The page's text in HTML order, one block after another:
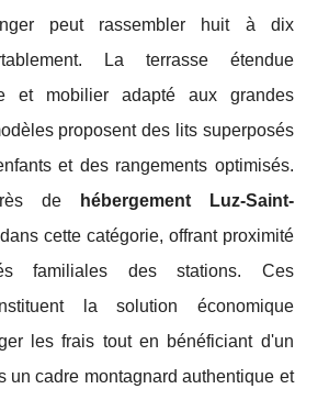
peut rassembler huit à dix
La terrasse étendue
et mobilier adapté aux grandes
proposent des lits superposés
et des rangements optimisés.
de
hébergement Luz-Saint-
cette catégorie, offrant proximité
familiales des stations. Ces
la solution économique
les frais tout en bénéficiant d'un
un cadre montagnard authentique et